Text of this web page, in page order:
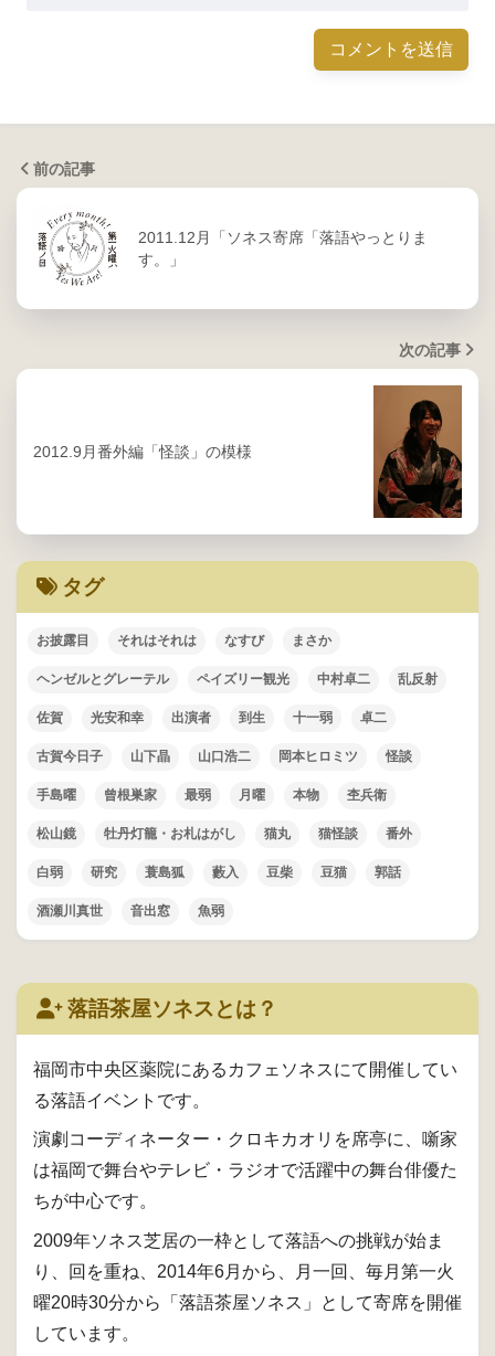
前の記事
2011.12月「ソネス寄席「落語やっとりま
す。」
次の記事
2012.9月番外編「怪談」の模様
タグ
お披露目 それはそれは なすび まさか
ヘンゼルとグレーテル ペイズリー観光 中村卓二 乱反射
佐賀 光安和幸 出演者 到生 十一弱 卓二
古賀今日子 山下晶 山口浩二 岡本ヒロミツ 怪談
手島曜 曾根巣家 最弱 月曜 本物 杢兵衛
松山鏡 牡丹灯籠・お札はがし 猫丸 猫怪談 番外
白弱 研究 蓑島狐 藪入 豆柴 豆猫 郭話
酒瀬川真世 音出窓 魚弱
落語茶屋ソネスとは？
福岡市中央区薬院にあるカフェソネスにて開催してい
る落語イベントです。
演劇コーディネーター・クロキカオリを席亭に、噺家
は福岡で舞台やテレビ・ラジオで活躍中の舞台俳優た
ちが中心です。
2009年ソネス芝居の一枠として落語への挑戦が始ま
り、回を重ね、2014年6月から、月一回、毎月第一火
曜20時30分から「落語茶屋ソネス」として寄席を開催
しています。